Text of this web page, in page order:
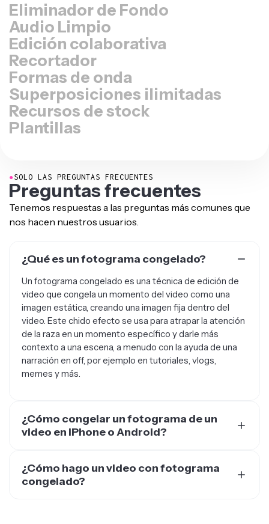
Eliminador de Fondo
Audio Limpio
Edición colaborativa
Recortador
Formas de onda
Superposiciones ilimitadas
Recursos de stock
Plantillas
●SOLO LAS PREGUNTAS FRECUENTES
Preguntas frecuentes
Tenemos respuestas a las preguntas más comunes que
nos hacen nuestros usuarios.
¿Qué es un fotograma congelado?
Un fotograma congelado es una técnica de edición de
video que congela un momento del video como una
imagen estática, creando una imagen fija dentro del
video. Este chido efecto se usa para atrapar la atención
de la raza en un momento específico y darle más
contexto a una escena, a menudo con la ayuda de una
narración en off, por ejemplo en tutoriales, vlogs,
memes y más.
¿Cómo congelar un fotograma de un
video en iPhone o Android?
Android tienen la función de fotograma congelado,
como Kapwing. Simplemente abre Kapwing en tu
¿Cómo hago un video con fotograma
congelado?